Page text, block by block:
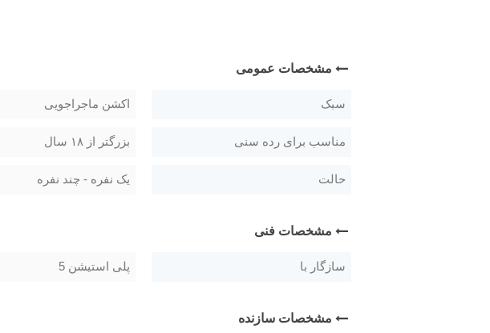
مشخصات عمومی
سبک اکشن ماجراجویی
مناسب برای رده سنی بزرگتر از ۱۸ سال
حالت یک نفره - چند نفره
مشخصات فنی
سازگار با پلی استیشن 5
مشخصات سازنده